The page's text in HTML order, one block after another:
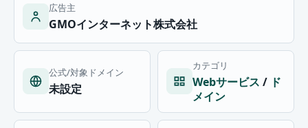
広告主
GMOインターネット株式会社
公式/対象ドメイン
未設定
カテゴリ
Webサービス / ド
メイン